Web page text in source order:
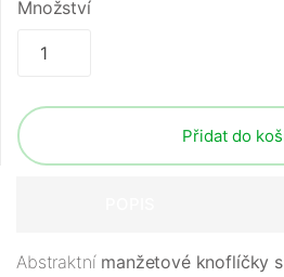
Množství
Přidat do
Abstraktní manžetové knoflíčky